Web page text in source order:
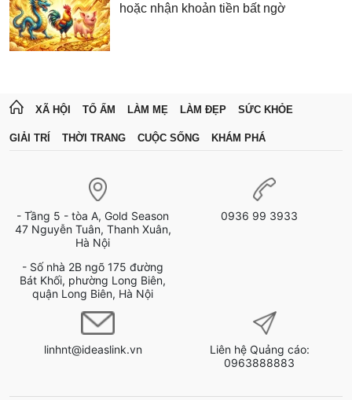
hoặc nhận khoản tiền bất ngờ
XÃ HỘI TỔ ẤM LÀM MẸ LÀM ĐẸP SỨC KHỎE
GIẢI TRÍ THỜI TRANG CUỘC SỐNG KHÁM PHÁ
- Tầng 5 - tòa A, Gold Season
47 Nguyễn Tuân, Thanh Xuân,
Hà Nội
- Số nhà 2B ngõ 175 đường
Bát Khối, phường Long Biên,
quận Long Biên, Hà Nội
0936 99 3933
linhnt@ideaslink.vn
Liên hệ Quảng cáo:
0963888883